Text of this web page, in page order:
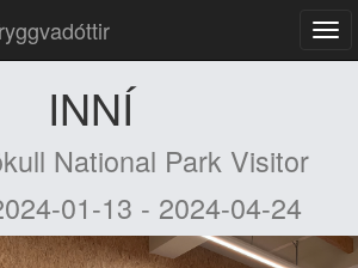
INNÍ
National Park Visitor
01-13 - 2024-04-24